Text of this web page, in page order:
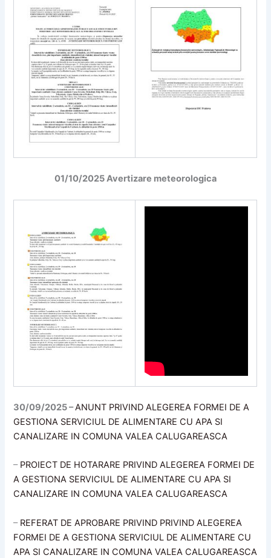
01/10/2025 Avertizare meteorologica
30/09/2025 –ANUNT PRIVIND ALEGEREA FORMEI DE A
GESTIONA SERVICIUL DE ALIMENTARE CU APA SI
CANALIZARE IN COMUNA VALEA CALUGAREASCA
– PROIECT DE HOTARARE PRIVIND ALEGEREA FORMEI DE
A GESTIONA SERVICIUL DE ALIMENTARE CU APA SI
CANALIZARE IN COMUNA VALEA CALUGAREASCA
– REFERAT DE APROBARE PRIVIND PRIVIND ALEGEREA
FORMEI DE A GESTIONA SERVICIUL DE ALIMENTARE CU
APA SI CANALIZARE IN COMUNA VALEA CALUGAREASCA